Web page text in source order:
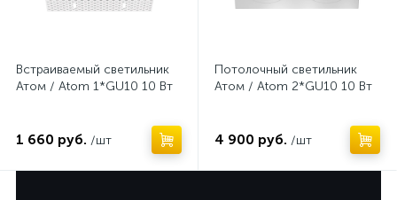
Встраиваемый светильник
Атом / Atom 1*GU10 10 Вт
1 660 руб. /шт
Потолочный светильник
Атом / Atom 2*GU10 10 Вт
4 900 руб. /шт